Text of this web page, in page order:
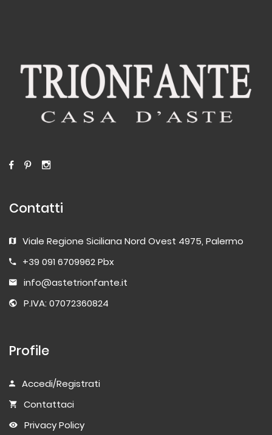
Contatti
Viale Regione Siciliana Nord Ovest 4975, Palermo
+39 091 6709962 Pbx
info@astetrionfante.it
P.IVA: 07072360824
Profile
Accedi/Registrati
Contattaci
Privacy Policy